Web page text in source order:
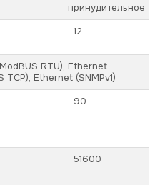
принудительное
12
RTU), Ethernet
TCP), Ethernet (SNMPv1)
90
51600